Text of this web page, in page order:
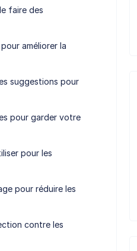
faire des
améliorer la
suggestions pour
pour garder votre
pour les
pour réduire les
contre les